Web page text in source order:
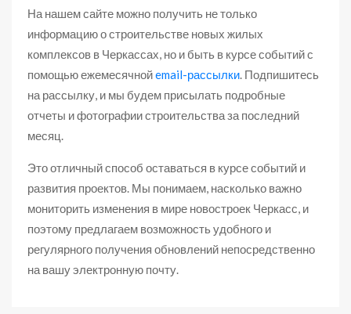
На нашем сайте можно получить не только
информацию о строительстве новых жилых
комплексов в Черкассах, но и быть в курсе событий с
помощью ежемесячнойemail-рассылки. Подпишитесь
на рассылку, и мы будем присылать подробные
отчеты и фотографии строительства за последний
месяц.
Это отличный способ оставаться в курсе событий и
развития проектов. Мы понимаем, насколько важно
мониторить изменения в мире новостроек Черкасс, и
поэтому предлагаем возможность удобного и
регулярного получения обновлений непосредственно
на вашу электронную почту.